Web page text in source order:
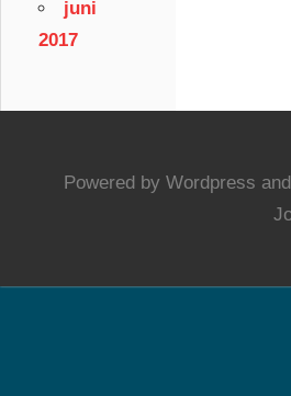
juni
2017
Powered by Wordpress